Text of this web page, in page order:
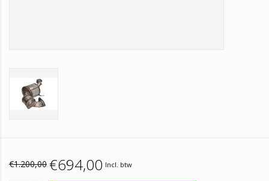
€1.200,00 €694,00 Incl. btw